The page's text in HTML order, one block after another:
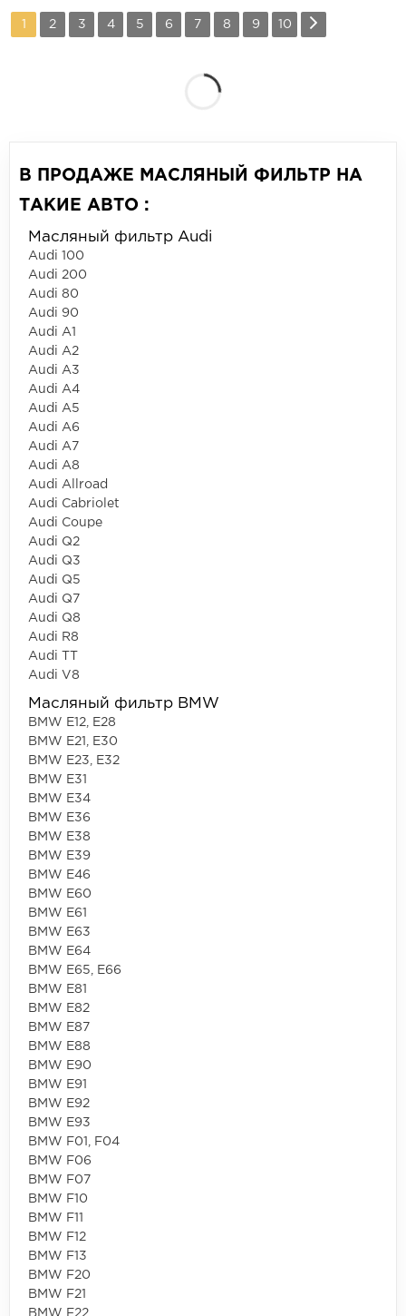
1 2 3 4 5 6 7 8 9 10
В ПРОДАЖЕ МАСЛЯНЫЙ ФИЛЬТР НА
ТАКИЕ АВТО :
Масляный фильтр Audi
Audi 100
Audi 200
Audi 80
Audi 90
Audi A1
Audi A2
Audi A3
Audi A4
Audi A5
Audi A6
Audi A7
Audi A8
Audi Allroad
Audi Cabriolet
Audi Coupe
Audi Q2
Audi Q3
Audi Q5
Audi Q7
Audi Q8
Audi R8
Audi TT
Audi V8
Масляный фильтр BMW
BMW E12, E28
BMW E21, E30
BMW E23, E32
BMW E31
BMW E34
BMW E36
BMW E38
BMW E39
BMW E46
BMW E60
BMW E61
BMW E63
BMW E64
BMW E65, E66
BMW E81
BMW E82
BMW E87
BMW E88
BMW E90
BMW E91
BMW E92
BMW E93
BMW F01, F04
BMW F06
BMW F07
BMW F10
BMW F11
BMW F12
BMW F13
BMW F20
BMW F21
BMW F22